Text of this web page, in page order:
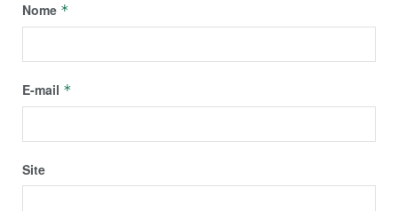
Nome *
E-mail *
Site